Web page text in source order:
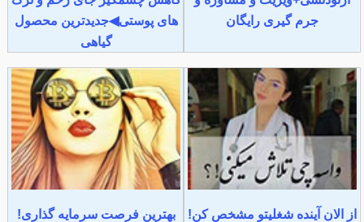
جرم گیری رایگان
های پوستی◀جدیدترین محصول
گیاهی
از الان آینده شغلیتو مشخص کن!
بهترین فرصت سرمایه گذاری!